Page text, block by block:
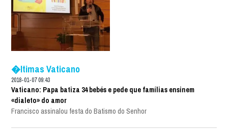
�ltimas Vaticano
2018-01-07 09:43
Vaticano: Papa batiza 34 bebés e pede que famílias ensinem
«dialeto» do amor
Francisco assinalou festa do Batismo do Senhor